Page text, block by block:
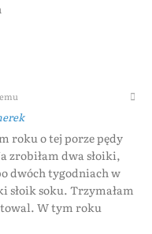
roku o tej porze pędy
zrobiłam dwa słoiki,
dwóch tygodniach w
słoik soku. Trzymałam
W tym roku